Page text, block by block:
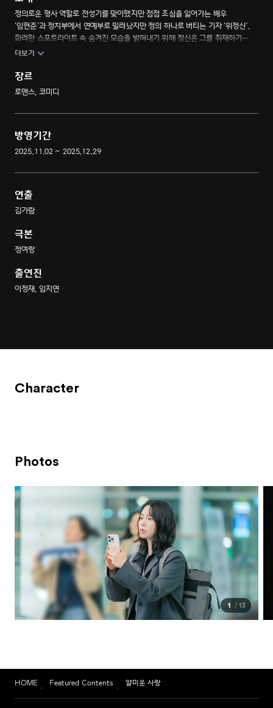
정의로운 형사 역할로 전성기를 맞이했지만 점점 초심을 잃어가는 배우
‘임현준’과 정치부에서 연예부로 밀려났지만 정의 하나로 버티는 기자 ‘위정신’.
화려한 스포트라이트 속 숨겨진 모습을 밝혀내기 위해 정신은 그를 취재하기
시작하고, 서로가 서로를 못마땅하게 여기며 시작된 이 둘의 관계는 팩트폭격과
연예부 기자의 디스전쟁! 팩트폭격, 편견타파 드라마.
더보기
장르
로맨스, 코미디
방영기간
2025.11.02 ~ 2025.12.29
연출
김가람
극본
정여랑
출연진
이정재, 임지연
Character
Photos
1 13
HOME Featured Contents 얄미운 사랑